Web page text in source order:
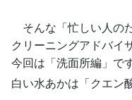
そんな「忙しい人の
クリーニングアドバイ
今回は「洗面所編」です
白い水あかは「クエン